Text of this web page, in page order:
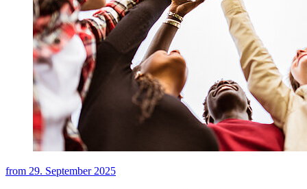
from 29. September 2025